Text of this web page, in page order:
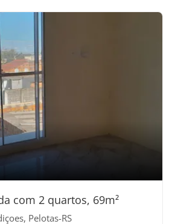
com 2 quartos, 69m²
Pelotas-RS